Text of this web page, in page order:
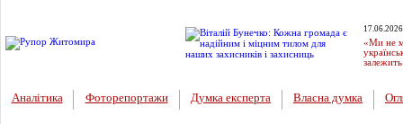
«Ми не
Аналітика Фоторепортажи Думка експерта Власна думка